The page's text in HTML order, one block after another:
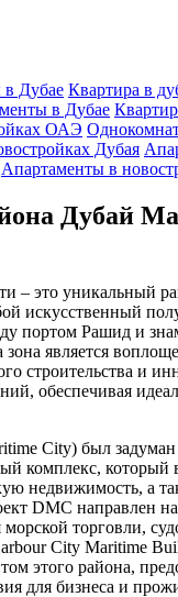
в Дубае Квартира в
в Дубае
ОАЭ
Дубая
Апартаменты в
Дубай
– это уникальный
искусственный
портом Рашид и
является
строительства и
обеспечивая
City) был задуман
комплекс, который
недвижимость, а
DMC направлен
торговли,
City Maritime
этого района,
для бизнеса и